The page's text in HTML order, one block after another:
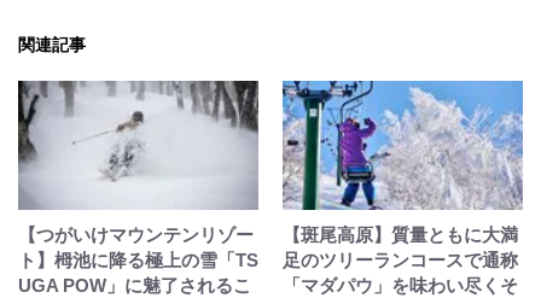
関連記事
【つがいけマウンテンリゾー
ト】栂池に降る極上の雪「TS
UGA POW」に魅了されるこ
【斑尾高原】質量ともに大満
足のツリーランコースで通称
「マダパウ」を味わい尽くそ